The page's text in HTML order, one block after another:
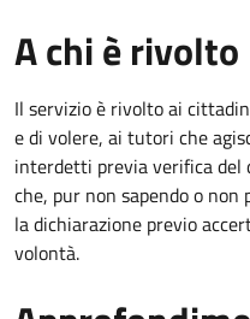
A chi è rivolto
Il servizio è rivolto ai
e di volere, ai tutori che
interdetti previa verifica del
che, pur non sapendo o
la dichiarazione previo
volontà.